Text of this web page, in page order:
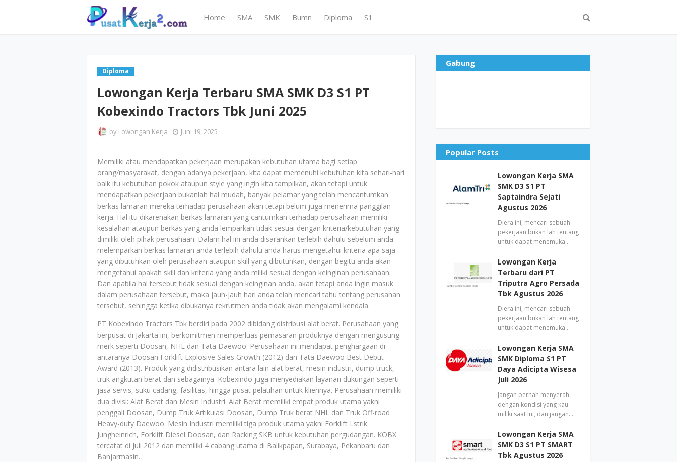
Home SMA SMK Bumn Diploma S1
Diploma
Lowongan Kerja Terbaru SMA SMK D3 S1 PT
Kobexindo Tractors Tbk Juni 2025
by Lowongan Kerja Juni 19, 2025
Memiliki atau mendapatkan pekerjaan merupakan kebutuhan utama bagi setiap
orang/masyarakat, dengan adanya pekerjaan, kita dapat memenuhi kebutuhan kita sehari-hari
baik itu kebutuhan pokok ataupun style yang ingin kita tampilkan, akan tetapi untuk
mendapatkan pekerjaan bukanlah hal mudah, banyak pelamar yang telah mencantumkan
berkas lamaran mereka terhadap perusahaan akan tetapi belum juga menerima panggilan
kerja. Hal itu dikarenakan berkas lamaran yang cantumkan terhadap perusahaan memiliki
kesalahan ataupun berkas yang anda lemparkan tidak sesuai dengan kriteria/kebutuhan yang
dimiliki oleh pihak perusahaan. Dalam hal ini anda disarankan terlebih dahulu sebelum anda
melemparkan berkas lamaran anda terlebih dahulu anda harus mengetahui kriteria apa saja
yang dibutuhkan oleh perusahaan ataupun skill yang dibutuhkan, dengan begitu anda akan
mengetahui apakah skill dan kriteria yang anda miliki sesuai dengan keinginan perusahaan.
Dan apabila hal tersebut tidak sesuai dengan keinginan anda, akan tetapi anda ingin masuk
dalam perusahaan tersebut, maka jauh-jauh hari anda telah mencari tahu tentang perusahan
tersebut, sehingga ketika dibukanya rekrutmen anda tidak akan mengalami kendala.
PT Kobexindo Tractors Tbk berdiri pada 2002 dibidang distribusi alat berat. Perusahaan yang
berpusat di Jakarta ini, berkomitmen memperluas pemasaran produknya dengan mengusung
merk seperti Doosan, NHL dan Tata Daewoo. Perusahaan ini mendapat penghargaan di
antaranya Doosan Forklift Explosive Sales Growth (2012) dan Tata Daewoo Best Debut
Award (2013). Produk yang didistribusikan antara lain alat berat, mesin industri, dump truck,
truk angkutan berat dan sebagainya. Kobexindo juga menyediakan layanan dukungan seperti
jasa servis, suku cadang, fasilitas, hingga pusat pelatihan untuk kliennya. Perusahaan memiliki
dua divisi: Alat Berat dan Mesin Industri. Alat Berat memiliki empat produk utama yakni
penggali Doosan, Dump Truk Artikulasi Doosan, Dump Truk berat NHL dan Truk Off-road
Heavy-duty Daewoo. Mesin Industri memiliki tiga produk utama yakni Forklift Lstrik
Jungheinrich, Forklift Diesel Doosan, dan Racking SKB untuk kebutuhan pergudangan. KOBX
tercatat di Juli 2012 dan memiliki 4 cabang utama di Balikpapan, Surabaya, Pekanbaru dan
Banjarmasin.
Gabung
Popular Posts
Lowongan Kerja SMA
SMK D3 S1 PT
Saptaindra Sejati
Agustus 2026
Diera ini, mencari sebuah
pekerjaan bukan lah tentang
untuk dapat menemuka…
Lowongan Kerja
Terbaru dari PT
Triputra Agro Persada
Tbk Agustus 2026
Diera ini, mencari sebuah
pekerjaan bukan lah tentang
untuk dapat menemuka…
Lowongan Kerja SMA
SMK Diploma S1 PT
Daya Adicipta Wisesa
Juli 2026
Jangan pernah menyerah
dengan kondisi yang kau
miliki saat ini, dan jangan…
Lowongan Kerja SMA
SMK D3 S1 PT SMART
Tbk Agustus 2026